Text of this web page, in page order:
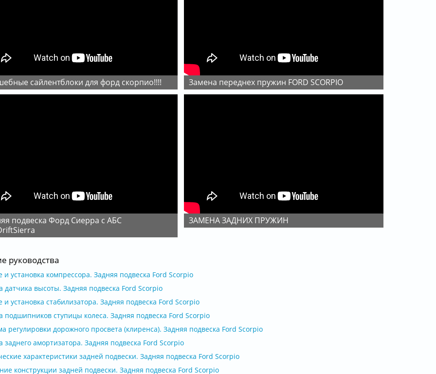
сайлентблоки для форд скорпио!!!! Замена переднех пружин FORD SCORPIO
ЗАМЕНА ЗАДНИХ ПРУЖИН
руководства
и установка компрессора. Задняя подвеска Ford Scorpio
датчика высоты. Задняя подвеска Ford Scorpio
и установка стабилизатора. Задняя подвеска Ford Scorpio
подшипников ступицы колеса. Задняя подвеска Ford Scorpio
регулировки дорожного просвета (клиренса). Задняя подвеска Ford Scorpio
заднего амортизатора. Задняя подвеска Ford Scorpio
характеристики задней подвески. Задняя подвеска Ford Scorpio
конструкции задней подвески. Задняя подвеска Ford Scorpio